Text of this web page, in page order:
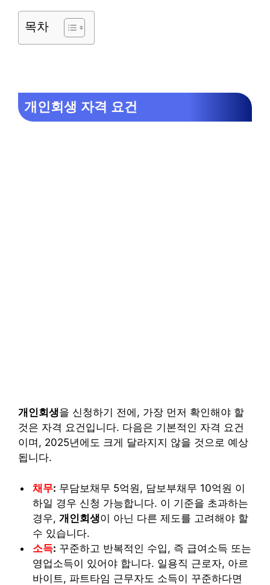
목차
개인회생 자격 요건
개인회생을 신청하기 전에, 가장 먼저 확인해야 할
것은 자격 요건입니다. 다음은 기본적인 자격 요건
이며, 2025년에도 크게 달라지지 않을 것으로 예상
됩니다.
채무: 무담보채무 5억원, 담보부채무 10억원 이
하일 경우 신청 가능합니다. 이 기준을 초과하는
경우, 개인회생이 아닌 다른 제도를 고려해야 할
수 있습니다.
소득: 꾸준하고 반복적인 수입, 즉 급여소득 또는
영업소득이 있어야 합니다. 일용직 근로자, 아르
바이트, 파트타임 근무자도 소득이 꾸준하다면